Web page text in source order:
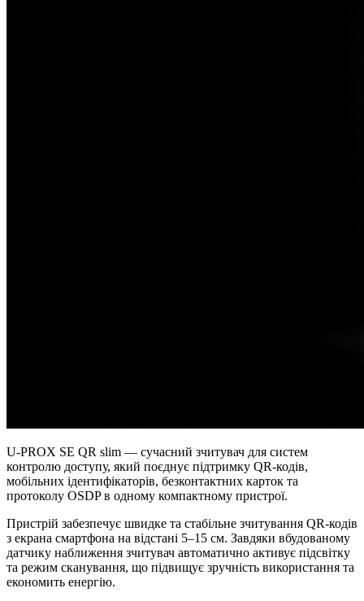
U-PROX SE QR slim — сучасний зчитувач для систем
контролю доступу, який поєднує підтримку QR-кодів,
мобільних ідентифікаторів, безконтактних карток та
протоколу OSDP в одному компактному пристрої.
Пристрій забезпечує швидке та стабільне зчитування QR-кодів
з екрана смартфона на відстані 5–15 см. Завдяки вбудованому
датчику наближення зчитувач автоматично активує підсвітку
та режим сканування, що підвищує зручність використання та
економить енергію.